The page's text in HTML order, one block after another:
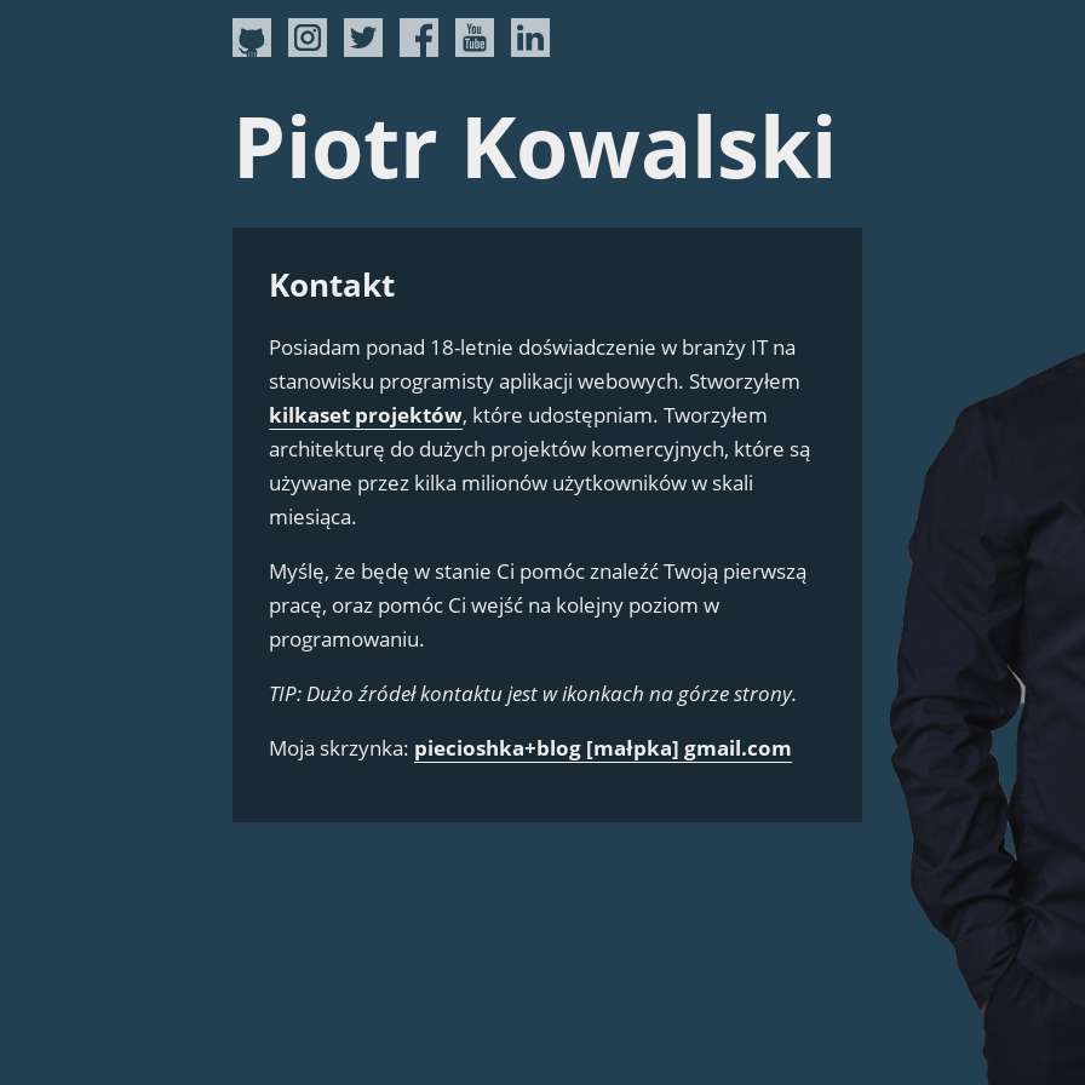
Piotr Kowalski
Kontakt
Posiadam ponad 18-letnie doświadczenie w branży IT na
stanowisku programisty aplikacji webowych. Stworzyłem
kilkaset projektów, które udostępniam. Tworzyłem
architekturę do dużych projektów komercyjnych, które są
używane przez kilka milionów użytkowników w skali
miesiąca.
Myślę, że będę w stanie Ci pomóc znaleźć Twoją pierwszą
pracę, oraz pomóc Ci wejść na kolejny poziom w
programowaniu.
TIP: Dużo źródeł kontaktu jest w ikonkach na górze strony.
Moja skrzynka: piecioshka+blog [małpka] gmail.com